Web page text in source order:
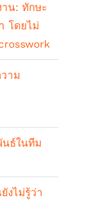
น: ทักษะ
โดยไม่
าม
ธ์ในทีม
งไม่รู้ว่า